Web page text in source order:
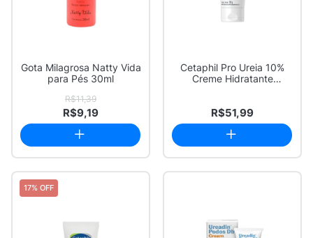
Gota Milagrosa Natty Vida
para Pés 30ml
R$11,39
R$9,19
Cetaphil Pro Ureia 10%
Creme Hidratante
R$51,99
17% OFF